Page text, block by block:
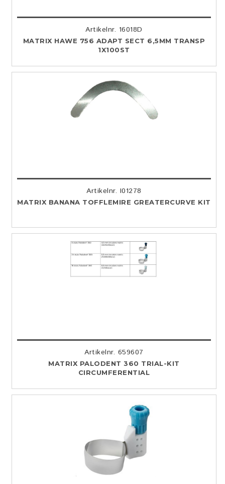
Artikelnr. 16018D
MATRIX HAWE 756 ADAPT SECT 6,5MM TRANSP
1X100ST
Artikelnr. I01278
MATRIX BANANA TOFFLEMIRE GREATERCURVE KIT
Artikelnr. 659607
MATRIX PALODENT 360 TRIAL-KIT
CIRCUMFERENTIAL